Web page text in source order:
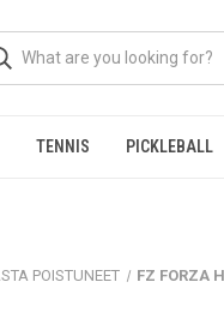
TENNIS PICKLEBALL
POISTUNEET FZ FORZA